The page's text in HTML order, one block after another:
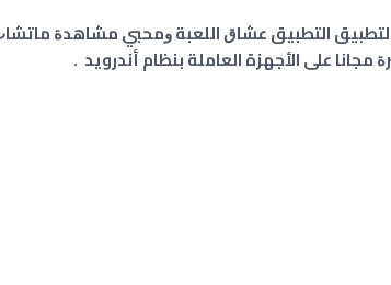
التطبيق ﻋﺸﺎﻕ اللعبة ﻭﻣﺤﺒﻲ ﻣﺸﺎﻫﺪﺓ
ﻣﺠﺎﻧﺎ على الأجهزة العاملة بنظام أندرويد .